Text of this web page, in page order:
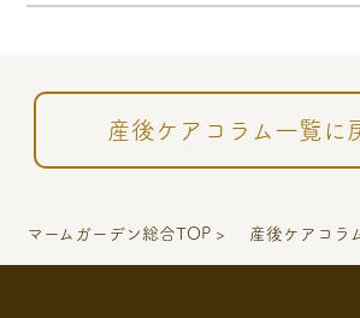
産後ケアコラム一覧に
マームガーデン総合TOP 産後ケアコラ